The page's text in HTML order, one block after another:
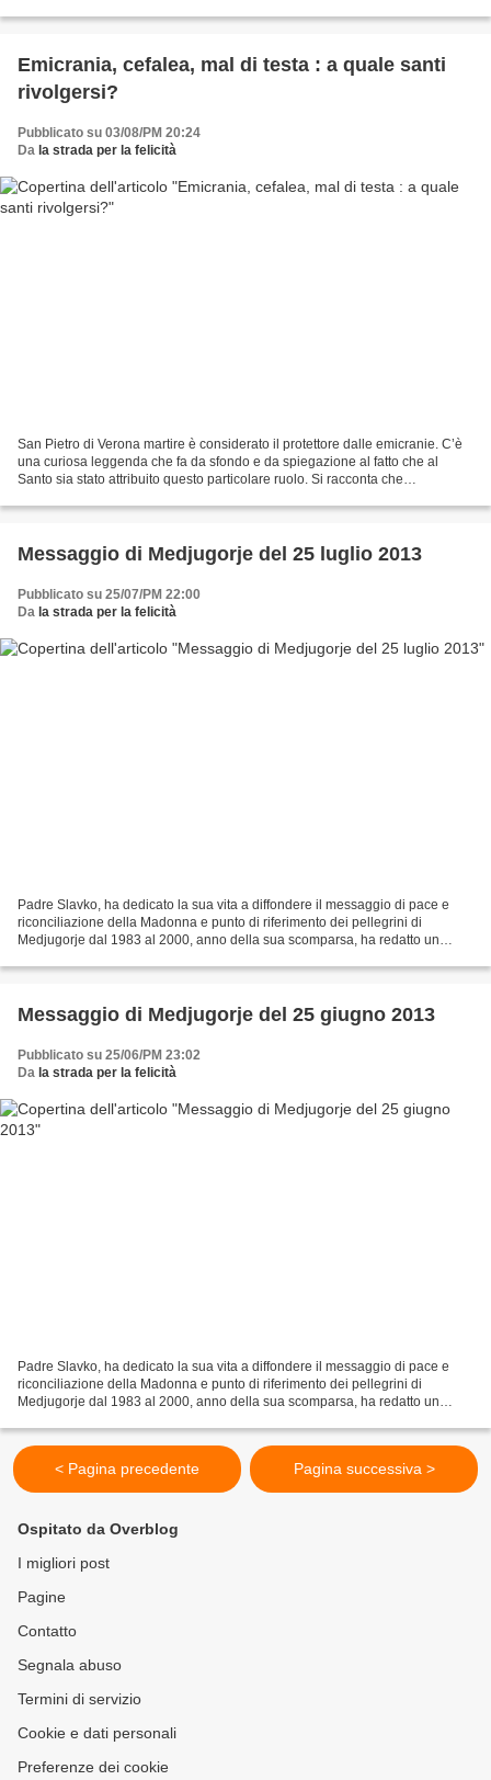
Emicrania, cefalea, mal di testa : a quale santi
rivolgersi?
Pubblicato su 03/08/PM 20:24
Da la strada per la felicità
San Pietro di Verona martire è considerato il protettore dalle emicranie. C’è
una curiosa leggenda che fa da sfondo e da spiegazione al fatto che al
Santo sia stato attribuito questo particolare ruolo. Si racconta che
Messaggio di Medjugorje del 25 luglio 2013
Pubblicato su 25/07/PM 22:00
Da la strada per la felicità
Padre Slavko, ha dedicato la sua vita a diffondere il messaggio di pace e
riconciliazione della Madonna e punto di riferimento dei pellegrini di
Medjugorje dal 1983 al 2000, anno della sua scomparsa, ha redatto un
Messaggio di Medjugorje del 25 giugno 2013
Pubblicato su 25/06/PM 23:02
Da la strada per la felicità
Padre Slavko, ha dedicato la sua vita a diffondere il messaggio di pace e
riconciliazione della Madonna e punto di riferimento dei pellegrini di
Medjugorje dal 1983 al 2000, anno della sua scomparsa, ha redatto un
< Pagina precedente Pagina successiva >
Ospitato da Overblog
I migliori post
Pagine
Contatto
Segnala abuso
Termini di servizio
Cookie e dati personali
Preferenze dei cookie